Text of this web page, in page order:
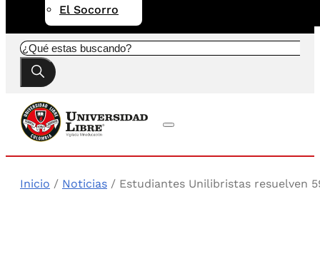
El Socorro
Buscar
Inicio / Noticias / Estudiantes Unilibristas resuelven